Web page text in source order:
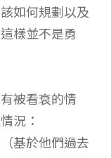
如何規劃以及
樣並不是勇
被看衰的情
況：
基於他們過去